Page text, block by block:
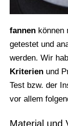
fannen können
getestet und
werden. Wir
Kriterien und
Test bzw. der
vor allem
Material und